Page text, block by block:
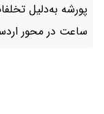
ساعت در محور